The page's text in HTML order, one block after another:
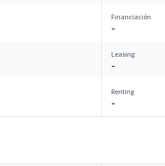
Financiación
–
Leasing
–
Renting
–